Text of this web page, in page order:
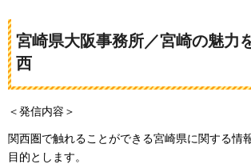
宮崎県大阪事務所／宮崎の魅力
西
＜発信内容＞
関西圏で触れることができる宮崎県に関する情
目的とします。